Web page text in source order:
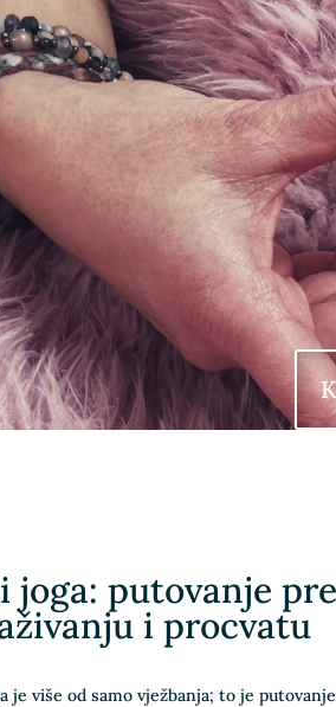
joga: putovanje
i procvatu
je više od samo vježbanja; to je